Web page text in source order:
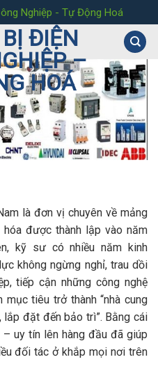
Nghiệp - Tự Động Hoá
là đơn vị chuyên về mảng
được thành lập vào năm
kỹ sư có nhiều năm kinh
không ngừng nghỉ, trau dồi
tiếp cận những công nghệ
tiêu trở thành “nhà cung
lắp đặt đến bảo trì”. Bằng cái
uy tín lên hàng đầu đã giúp
đối tác ở khắp mọi nơi trên